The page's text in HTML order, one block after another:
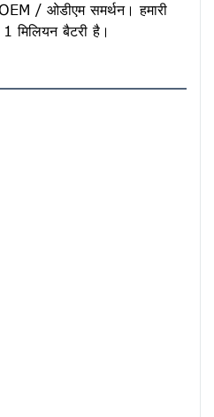
OEM / ओडीएम समर्थन। हमारी
1 मिलियन बैटरी है।